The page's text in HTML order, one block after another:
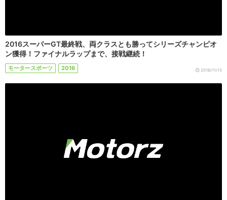
2016スーパーGT最終戦、両クラスとも勝ってシリーズチャンピオ
ン獲得！ファイナルラップまで、接戦継続！
モータースポーツ 2016 2016/11/13